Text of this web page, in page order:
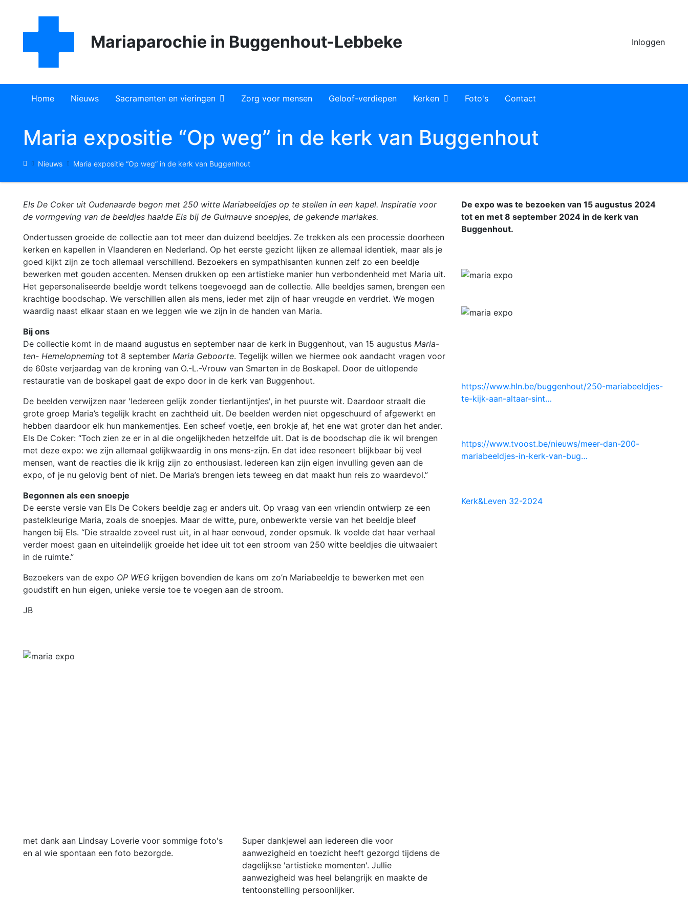
inhoud
Mariaparochie in Buggenhout-Lebbeke
User
menu
Inloggen
Main
desktop
Home Nieuws Sacramenten en vieringen
Eerste communie
Vormsel
Biecht of sacrament van de
verzoening
Ziekenzalving
Uitvaart
Sacrament van het pastoraat
Zorg voor mensen Geloof-verdiepen Kerken
Niklaaskerk
Lebbeke O.-L.-Vrouw
Lebbeke H.-Kruiskerk
Lebbeke Heizijde H.
Joannes Maria
Vianneykerk
Opstal St.-Gerardus
Majellakerk
Salvatorkerk
Bedevaartsplaatsen en
kapellen
Foto's Contact
Maria expositie “Op weg” in de kerk van Buggenhout
Kruimelpad
Nieuws Maria expositie “Op weg” in de kerk van Buggenhout
Els De Coker uit Oudenaarde begon met 250 witte Mariabeeldjes op te stellen in een kapel. Inspiratie voor
de vormgeving van de beeldjes haalde Els bij de Guimauve snoepjes, de gekende mariakes.
Ondertussen groeide de collectie aan tot meer dan duizend beeldjes. Ze trekken als een processie doorheen
kerken en kapellen in Vlaanderen en Nederland. Op het eerste gezicht lijken ze allemaal identiek, maar als je
goed kijkt zijn ze toch allemaal verschillend. Bezoekers en sympathisanten kunnen zelf zo een beeldje
bewerken met gouden accenten. Mensen drukken op een artistieke manier hun verbondenheid met Maria uit.
Het gepersonaliseerde beeldje wordt telkens toegevoegd aan de collectie. Alle beeldjes samen, brengen een
krachtige boodschap. We verschillen allen als mens, ieder met zijn of haar vreugde en verdriet. We mogen
waardig naast elkaar staan en we leggen wie we zijn in de handen van Maria.
Bij ons
De collectie komt in de maand augustus en september naar de kerk in Buggenhout, van 15 augustus Maria-
ten- Hemelopneming tot 8 september Maria Geboorte. Tegelijk willen we hiermee ook aandacht vragen voor
de 60ste verjaardag van de kroning van O.-L.-Vrouw van Smarten in de Boskapel. Door de uitlopende
restauratie van de boskapel gaat de expo door in de kerk van Buggenhout.
De beelden verwijzen naar 'Iedereen gelijk zonder tierlantijntjes', in het puurste wit. Daardoor straalt die
grote groep Maria’s tegelijk kracht en zachtheid uit. De beelden werden niet opgeschuurd of afgewerkt en
hebben daardoor elk hun mankementjes. Een scheef voetje, een brokje af, het ene wat groter dan het ander.
Els De Coker: “Toch zien ze er in al die ongelijkheden hetzelfde uit. Dat is de boodschap die ik wil brengen
met deze expo: we zijn allemaal gelijkwaardig in ons mens-zijn. En dat idee resoneert blijkbaar bij veel
mensen, want de reacties die ik krijg zijn zo enthousiast. Iedereen kan zijn eigen invulling geven aan de
expo, of je nu gelovig bent of niet. De Maria’s brengen iets teweeg en dat maakt hun reis zo waardevol.”
Begonnen als een snoepje
De eerste versie van Els De Cokers beeldje zag er anders uit. Op vraag van een vriendin ontwierp ze een
pastelkleurige Maria, zoals de snoepjes. Maar de witte, pure, onbewerkte versie van het beeldje bleef
hangen bij Els. “Die straalde zoveel rust uit, in al haar eenvoud, zonder opsmuk. Ik voelde dat haar verhaal
verder moest gaan en uiteindelijk groeide het idee uit tot een stroom van 250 witte beeldjes die uitwaaiert
in de ruimte.”
Bezoekers van de expo OP WEG krijgen bovendien de kans om zo’n Mariabeeldje te bewerken met een
goudstift en hun eigen, unieke versie toe te voegen aan de stroom.
JB
De expo was te bezoeken van 15 augustus 2024
tot en met 8 september 2024 in de kerk van
Buggenhout.
https://www.hln.be/buggenhout/250-mariabeeldjes-
te-kijk-aan-altaar-sint…
https://www.tvoost.be/nieuws/meer-dan-200-
mariabeeldjes-in-kerk-van-bug…
Kerk&Leven 32-2024
met dank aan Lindsay Loverie voor sommige foto's
en al wie spontaan een foto bezorgde.
Super dankjewel aan iedereen die voor
aanwezigheid en toezicht heeft gezorgd tijdens de
dagelijkse 'artistieke momenten'. Jullie
aanwezigheid was heel belangrijk en maakte de
tentoonstelling persoonlijker.